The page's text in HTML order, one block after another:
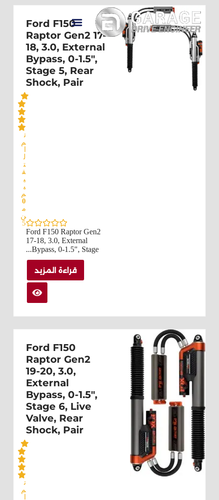
Ford F150
Raptor Gen2 17-
18, 3.0, External
Bypass, 0-1.5",
Stage 5, Rear
Shock, Pair
ت
م
ل
ت
ق
ي
ي
م
0
م
ن
5
Ford F150 Raptor Gen2
17-18, 3.0, External
Bypass, 0-1.5", Stage...
قراءة المزيد
Ford F150
Raptor Gen2
19-20, 3.0,
External
Bypass, 0-1.5",
Stage 6, Live
Valve, Rear
Shock, Pair
ت
م